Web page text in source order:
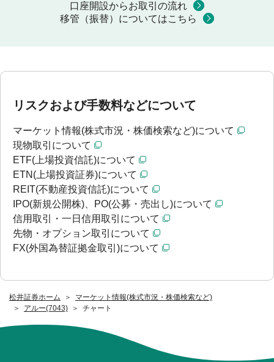
松井証券ホーム
マーケット情報(株式市況・株価検索など)
アルー(7043)
チャート
口座開設からお取引の流れ
移管（振替）についてはこちら
リスクおよび手数料などについて
マーケット情報(株式市況・株価検索など)について
現物取引について
ETF(上場投資信託)について
ETN(上場投資証券)について
REIT(不動産投資信託)について
IPO(新規公開株)、PO(公募・売出し)について
信用取引・一日信用取引について
先物・オプション取引について
FX(外国為替証拠金取引)について